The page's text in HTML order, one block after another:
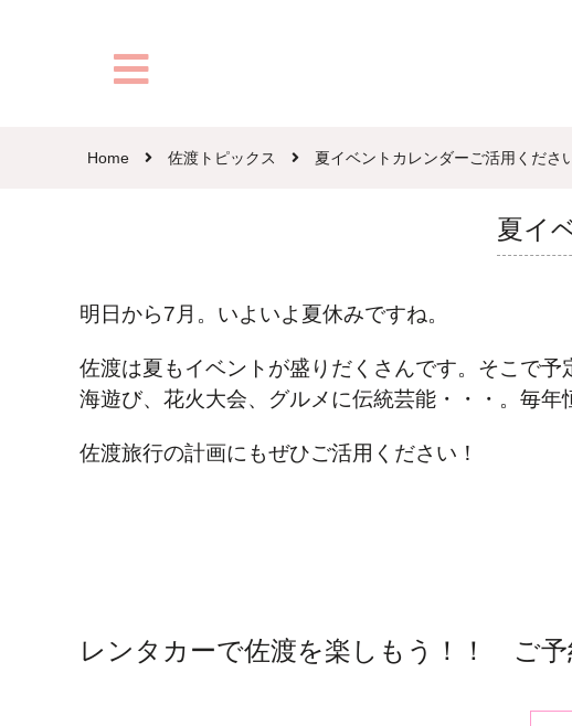
Home 佐渡トピックス 夏イベントカレンダーご活用くださ
夏イ
明日から7月。いよいよ夏休みですね。
佐渡は夏もイベントが盛りだくさんです。そこで予
海遊び、花火大会、グルメに伝統芸能・・・。毎年
佐渡旅行の計画にもぜひご活用ください！
レンタカーで佐渡を楽しもう！！ ご予